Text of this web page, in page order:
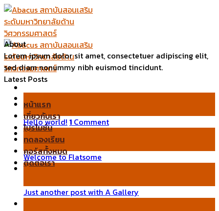
Skip
to
content
หน้าแรก
เกี่ยวกับเรา
โปรโมชั่น
ทดลองเรียน
คอร์สทั้งหมด
ติดต่อเรา
About
Lorem ipsum dolor sit amet, consectetuer adipiscing elit,
sed diam nonummy nibh euismod tincidunt.
Latest Posts
พ.ย.
Hello world! 1 Comment
19
พ.ย.
Welcome to Flatsome
13
Just another post with A Gallery